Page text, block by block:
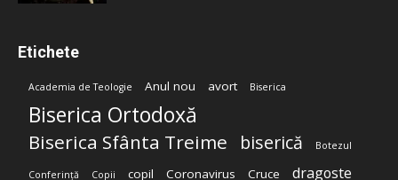
Etichete
Academia de Teologie Anul nou avort Biserica
Biserica Ortodoxă
Biserica Sfânta Treime biserică Botezul
Conferință Copii copil Coronavirus Cruce dragoste